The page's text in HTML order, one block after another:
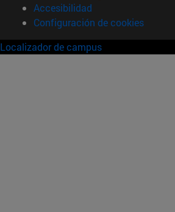
Accesibilidad
Configuración de cookies
Localizador de campus